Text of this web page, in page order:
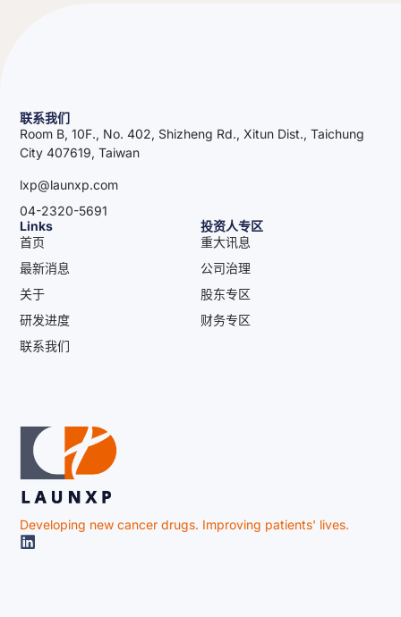
Developing new cancer drugs. Improving patients' lives.
Links
首页
最新消息
关于
研发进度
联系我们
投资人专区
重大讯息
公司治理
股东专区
财务专区
联系我们
Room B, 10F., No. 402, Shizheng Rd., Xitun Dist., Taichung
City 407619, Taiwan
lxp@launxp.com
04-2320-5691